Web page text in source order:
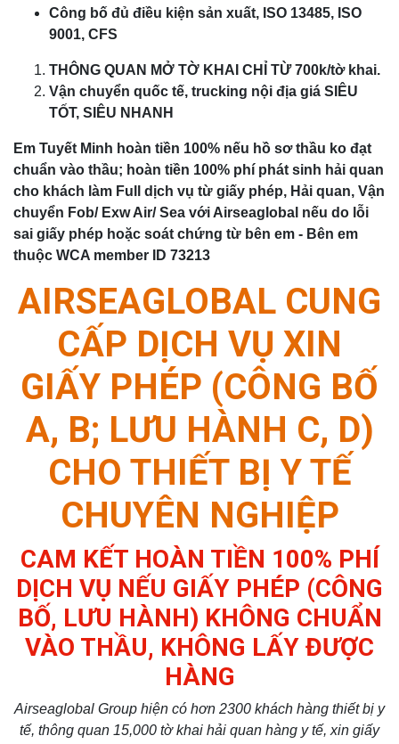
Công bố đủ điều kiện sản xuất, ISO 13485, ISO
9001, CFS
THÔNG QUAN MỞ TỜ KHAI CHỈ TỪ 700k/tờ khai.
Vận chuyển quốc tế, trucking nội địa giá SIÊU
TỐT, SIÊU NHANH
Em Tuyết Minh hoàn tiền 100% nếu hồ sơ thầu ko đạt
chuẩn vào thầu; hoàn tiền 100% phí phát sinh hải quan
cho khách làm Full dịch vụ từ giấy phép, Hải quan, Vận
chuyển Fob/ Exw Air/ Sea với Airseaglobal nếu do lỗi
sai giấy phép hoặc soát chứng từ bên em - Bên em
thuộc WCA member ID 73213
AIRSEAGLOBAL CUNG
CẤP DỊCH VỤ XIN
GIẤY PHÉP (CÔNG BỐ
A, B; LƯU HÀNH C, D)
CHO THIẾT BỊ Y TẾ
CHUYÊN NGHIỆP
CAM KẾT HOÀN TIỀN 100% PHÍ
DỊCH VỤ NẾU GIẤY PHÉP (CÔNG
BỐ, LƯU HÀNH) KHÔNG CHUẨN
VÀO THẦU, KHÔNG LẤY ĐƯỢC
HÀNG
Airseaglobal Group hiện có hơn 2300 khách hàng thiết bị y
tế, thông quan 15,000 tờ khai hải quan hàng y tế, xin giấy